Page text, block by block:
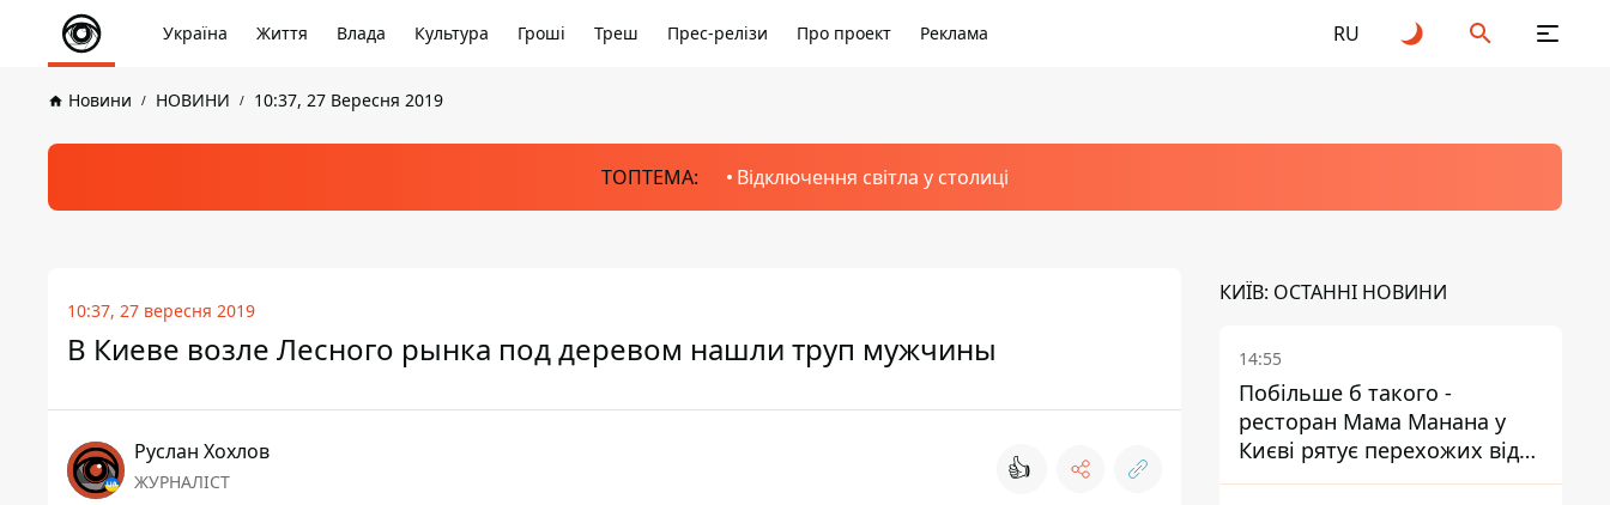
Україна Життя Влада Культура Гроші Треш Прес-релізи Про проект Реклама RU
Новини НОВИНИ 10:37, 27 Вересня 2019
ТОПТЕМА: Відключення світла у столиці
10:37, 27 вересня 2019
В Киеве возле Лесного рынка под деревом нашли труп мужчины
Руслан Хохлов
ЖУРНАЛІСТ 👍
КИЇВ: ОСТАННІ НОВИНИ
14:55
Побільше б такого -
ресторан Мама Манана у
Києві рятує перехожих від
спеки